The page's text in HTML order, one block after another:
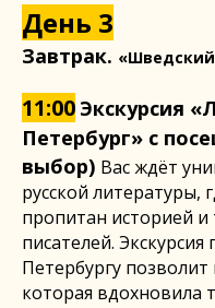
День 3
Завтрак. «Шведский
11:00 Экскурсия
Петербург» с
выбор) Вас ждёт
русской литературы,
пропитан историей
писателей.
Петербургу
которая вдохновила